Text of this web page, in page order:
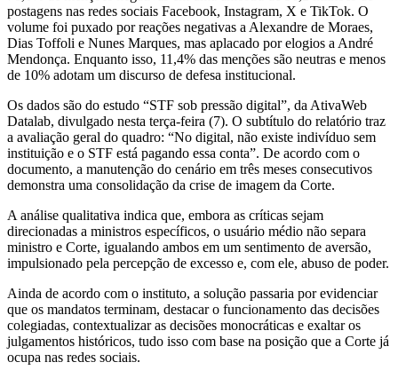
postagens nas redes sociais Facebook, Instagram, X e TikTok. O
volume foi puxado por reações negativas a Alexandre de Moraes,
Dias Toffoli e Nunes Marques, mas aplacado por elogios a André
Mendonça. Enquanto isso, 11,4% das menções são neutras e menos
de 10% adotam um discurso de defesa institucional.
Os dados são do estudo “STF sob pressão digital”, da AtivaWeb
Datalab, divulgado nesta terça-feira (7). O subtítulo do relatório traz
a avaliação geral do quadro: “No digital, não existe indivíduo sem
instituição e o STF está pagando essa conta”. De acordo com o
documento, a manutenção do cenário em três meses consecutivos
demonstra uma consolidação da crise de imagem da Corte.
A análise qualitativa indica que, embora as críticas sejam
direcionadas a ministros específicos, o usuário médio não separa
ministro e Corte, igualando ambos em um sentimento de aversão,
impulsionado pela percepção de excesso e, com ele, abuso de poder.
Ainda de acordo com o instituto, a solução passaria por evidenciar
que os mandatos terminam, destacar o funcionamento das decisões
colegiadas, contextualizar as decisões monocráticas e exaltar os
julgamentos históricos, tudo isso com base na posição que a Corte já
ocupa nas redes sociais.